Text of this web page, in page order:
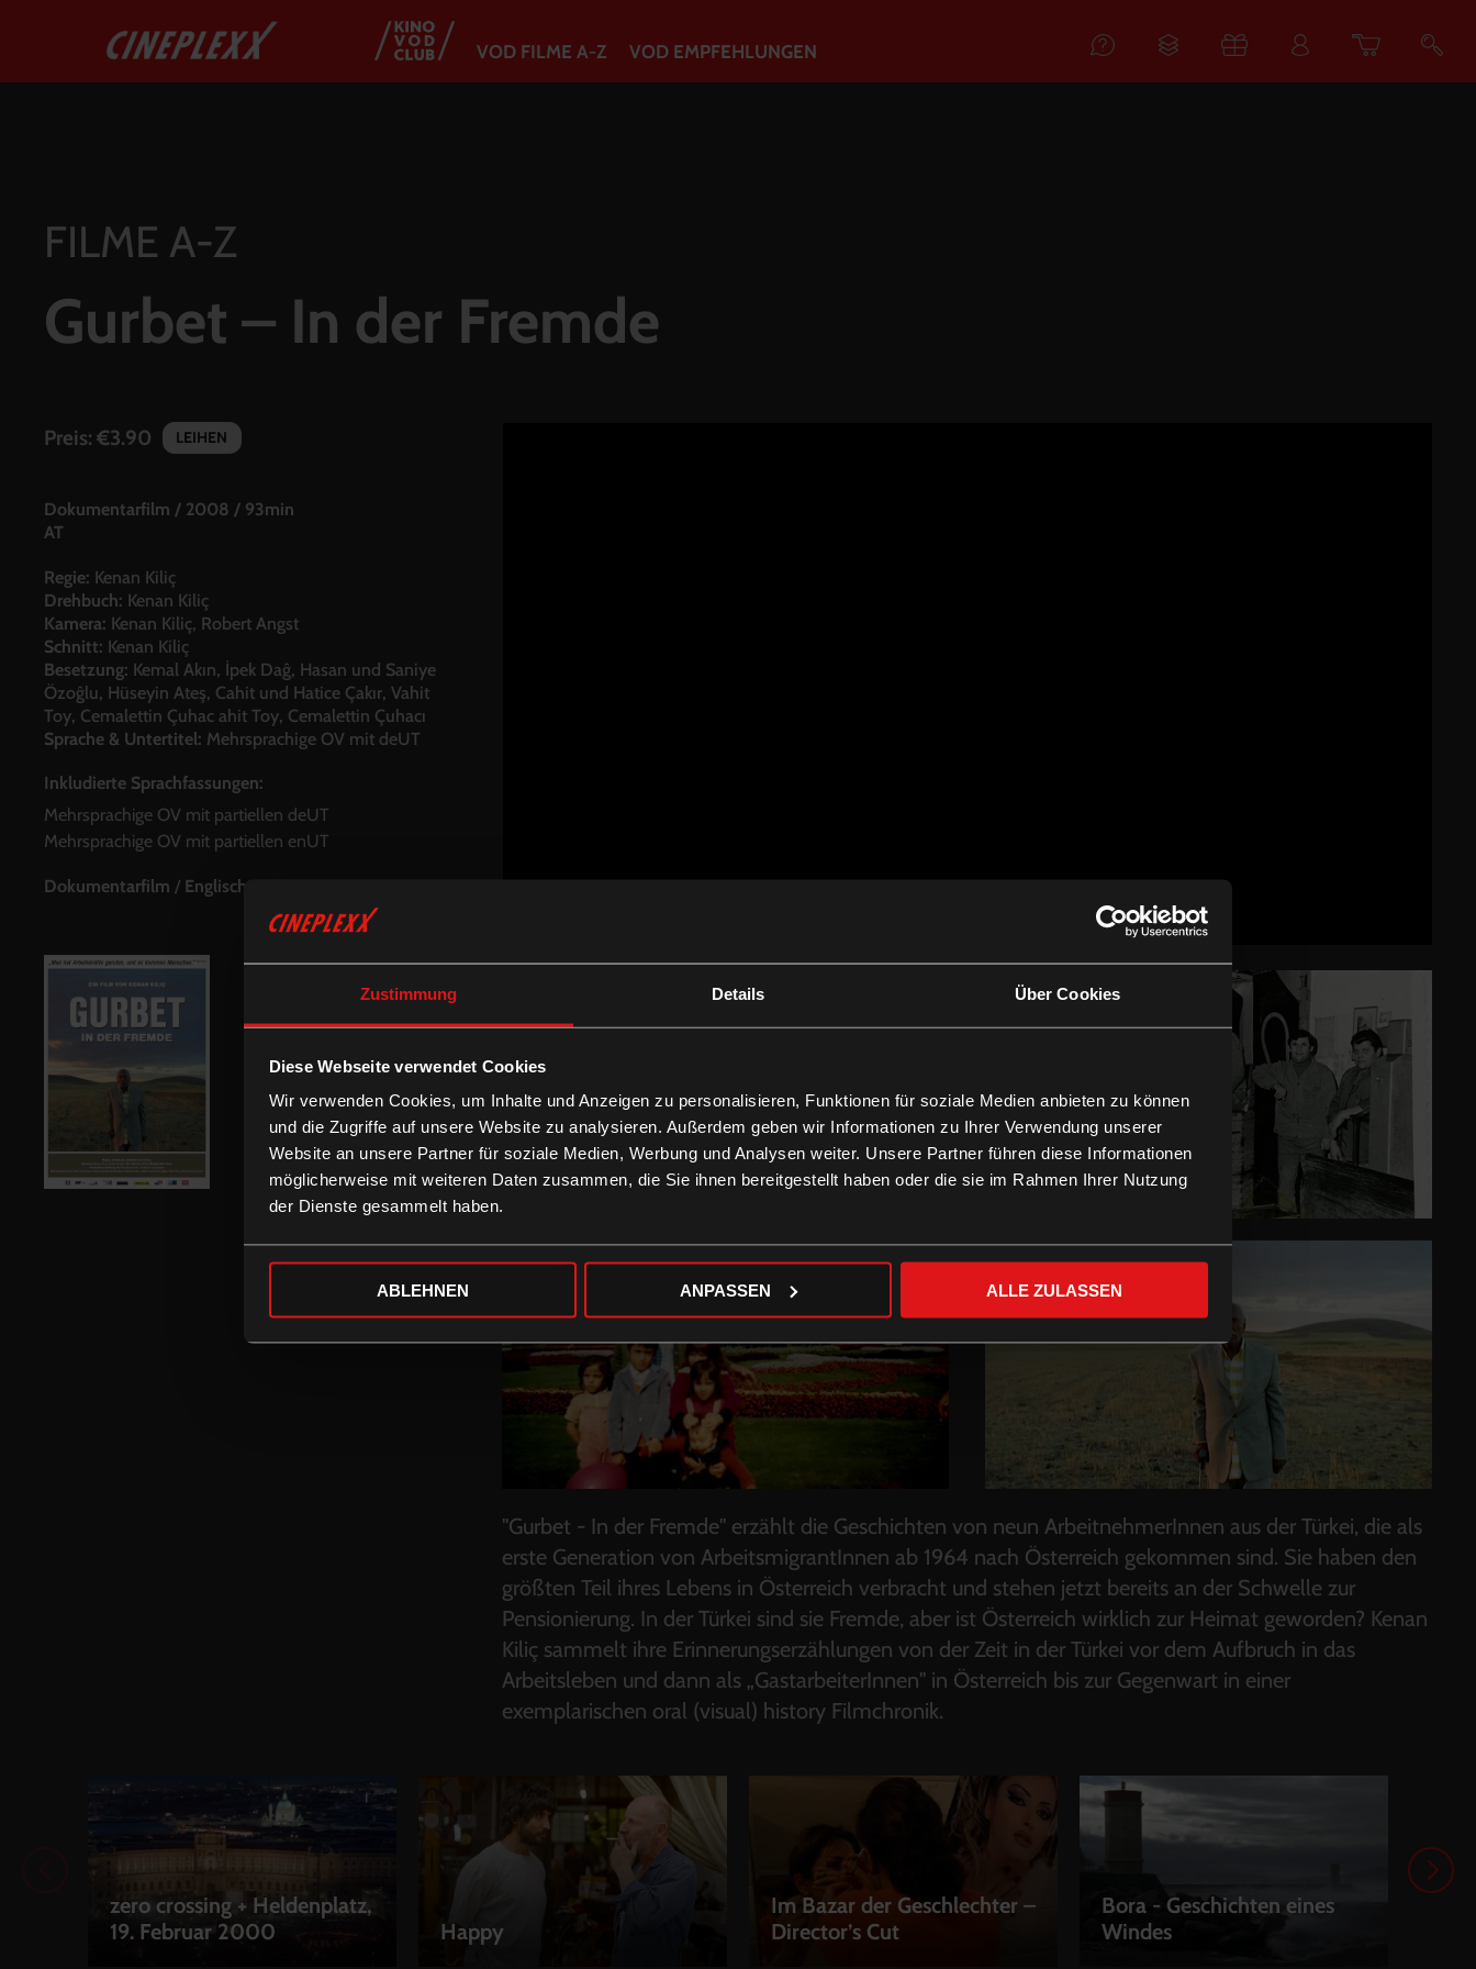
Zustimmung Details Über Cookies
Diese Webseite verwendet Cookies
Wir verwenden Cookies, um Inhalte und Anzeigen zu personalisieren, Funktionen für soziale Medien anbieten zu können
und die Zugriffe auf unsere Website zu analysieren. Außerdem geben wir Informationen zu Ihrer Verwendung unserer
Website an unsere Partner für soziale Medien, Werbung und Analysen weiter. Unsere Partner führen diese Informationen
möglicherweise mit weiteren Daten zusammen, die Sie ihnen bereitgestellt haben oder die sie im Rahmen Ihrer Nutzung
der Dienste gesammelt haben.
ABLEHNEN ANPASSEN ALLE ZULASSEN
Filmpakete
Gutscheine
VOD FILME A-Z VOD EMPFEHLUNGEN
FILME A-Z
Gurbet – In der Fremde
Preis: €3.90 LEIHEN
Dokumentarfilm / 2008 / 93min
AT
Regie: Kenan Kiliç
Drehbuch: Kenan Kiliç
Kamera: Kenan Kiliç, Robert Angst
Schnitt: Kenan Kiliç
Besetzung: Kemal Akın, İpek Daĝ, Hasan und Saniye
Özoĝlu, Hüseyin Ateş, Cahit und Hatice Çakır, Vahit
Toy, Cemalettin Çuhac ahit Toy, Cemalettin Çuhacı
Sprache & Untertitel: Mehrsprachige OV mit deUT
Inkludierte Sprachfassungen:
Mehrsprachige OV mit partiellen deUT
Mehrsprachige OV mit partiellen enUT
Dokumentarfilm / Englische UT
"Gurbet - In der Fremde" erzählt die Geschichten von neun ArbeitnehmerInnen aus der Türkei, die als
erste Generation von ArbeitsmigrantInnen ab 1964 nach Österreich gekommen sind. Sie haben den
größten Teil ihres Lebens in Österreich verbracht und stehen jetzt bereits an der Schwelle zur
Pensionierung. In der Türkei sind sie Fremde, aber ist Österreich wirklich zur Heimat geworden? Kenan
Kiliç sammelt ihre Erinnerungserzählungen von der Zeit in der Türkei vor dem Aufbruch in das
Arbeitsleben und dann als „GastarbeiterInnen" in Österreich bis zur Gegenwart in einer
exemplarischen oral (visual) history Filmchronik.
zero crossing + Heldenplatz,
19. Februar 2000
LEIHEN Happy
LEIHEN
Im Bazar der Geschlechter –
Director’s Cut
LEIHEN
Bora - Geschichten eines
Windes
LEIHEN